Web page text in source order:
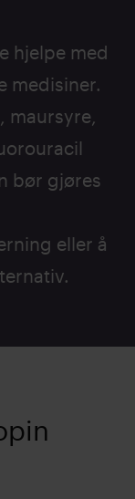
hjelpe med
medisiner.
maursyre,
bør gjøres
eller å